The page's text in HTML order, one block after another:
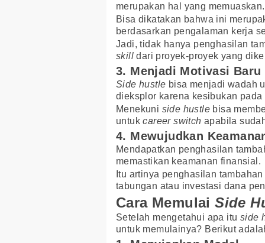
merupakan hal yang memuaskan.
Bisa dikatakan bahwa ini
berdasarkan pengalaman kerja
Jadi, tidak hanya penghasilan
skill dari proyek-proyek yang
3. Menjadi Motivasi Baru
Side hustle bisa menjadi wadah
dieksplor karena kesibukan
Menekuni side hustle bisa
untukcareer switch apabila
4. Mewujudkan
Mendapatkan penghasilan
memastikan keamanan finansial.
Itu artinya penghasilan
tabungan atau investasi dana
Cara MemulaiSide
Setelah mengetahui apa itu side
untuk memulainya? Berikut